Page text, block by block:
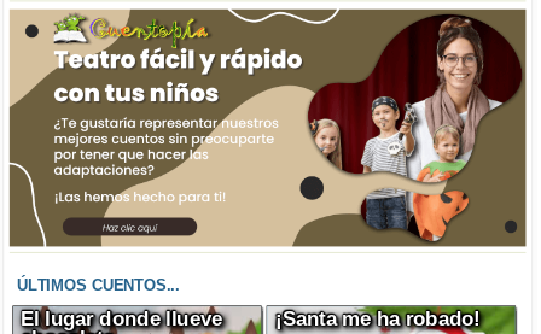
ÚLTIMOS CUENTOS...
El lugar donde llueve
¡Santa me ha robado!